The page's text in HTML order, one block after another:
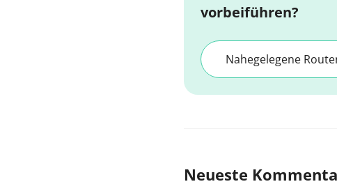
vorbeiführen?
Nahegelegene
Neueste